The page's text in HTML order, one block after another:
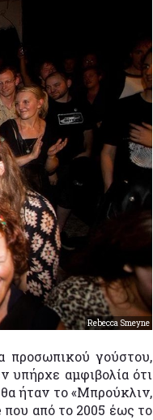
Rebecca Smeyne
προσωπικού γούστου,
υπήρχε αμφιβολία ότι
ήταν το «Μπρούκλιν,
που από το 2005 έως το